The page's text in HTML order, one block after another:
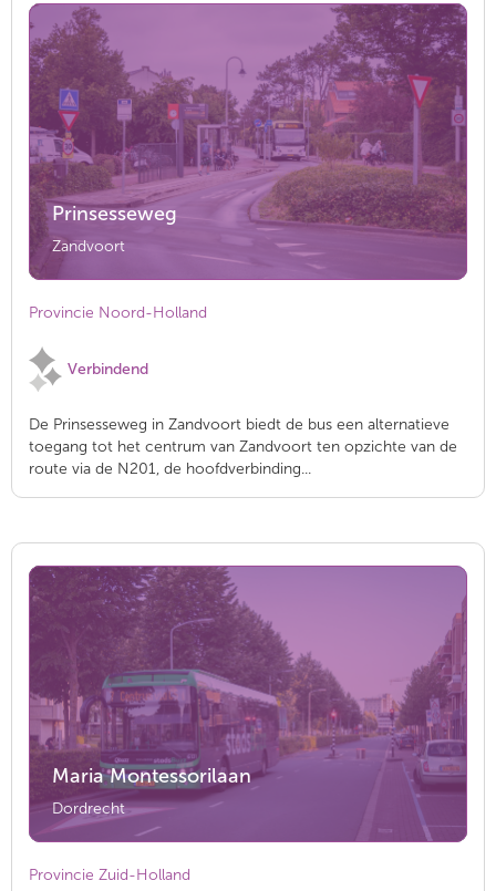
Prinsesseweg
Zandvoort
Provincie Noord-Holland
Verbindend
De Prinsesseweg in Zandvoort biedt de bus een alternatieve
toegang tot het centrum van Zandvoort ten opzichte van de
route via de N201, de hoofdverbinding...
Maria Montessorilaan
Dordrecht
Provincie Zuid-Holland